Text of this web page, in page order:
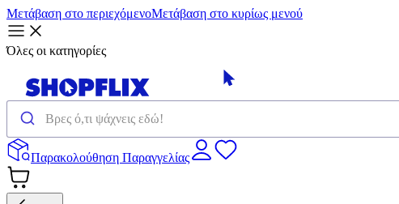
Μετάβαση στο περιεχόμενοΜετάβαση στο κυρίως μενού
Όλες οι κατηγορίες
Παρακολούθηση Παραγγελίας